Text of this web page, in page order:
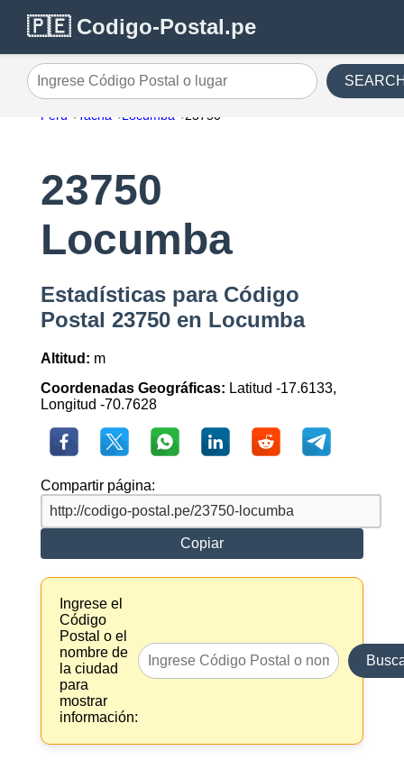
🇵🇪 Codigo-Postal.pe
Ingrese Código Postal o lugar
Perú Tacna Locumba 23750
23750
Locumba
Estadísticas para Código
Postal 23750 en Locumba
Altitud: m
Coordenadas Geográficas: Latitud -17.6133,
Longitud -70.7628
Compartir página:
Copiar
Ingrese el
Código
Postal o el
nombre de
la ciudad
para
mostrar
información: